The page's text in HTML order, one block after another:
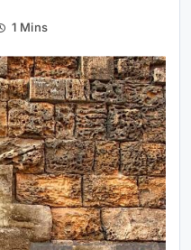
1 Mins